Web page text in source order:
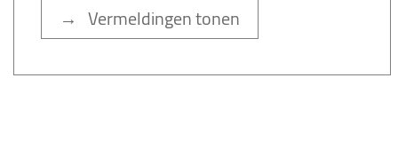
→ Vermeldingen tonen